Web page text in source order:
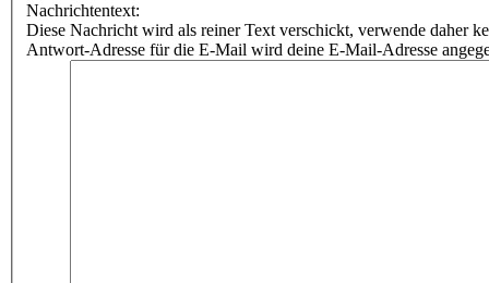
Nachrichtentext:
Diese Nachricht wird als reiner Text verschickt, verwende daher
Antwort-Adresse für die E-Mail wird deine E-Mail-Adresse